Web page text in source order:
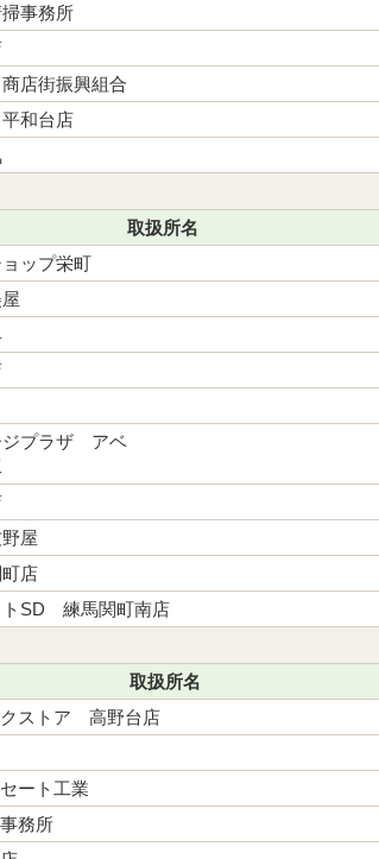
事務所
店街振興組合
和台店
取扱所名
ップ栄町
ジプラザ アベ
屋
店
トSD 練馬関町南店
取扱所名
クストア 高野台店
ート工業
務所